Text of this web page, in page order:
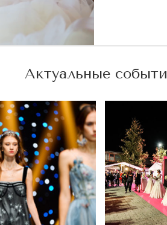
Актуальные